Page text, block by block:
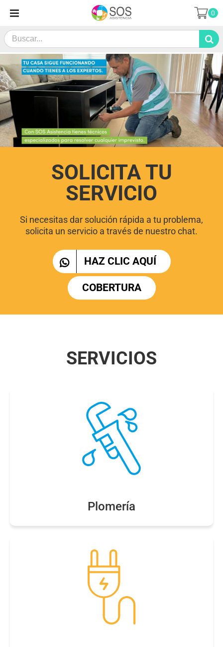
content
Search
for:
0
SOLICITA TU
SERVICIO
Si necesitas dar solución rápida a tu problema,
solicita un servicio a través de nuestro chat.
HAZ CLIC AQUÍ
COBERTURA
SERVICIOS
Plomería